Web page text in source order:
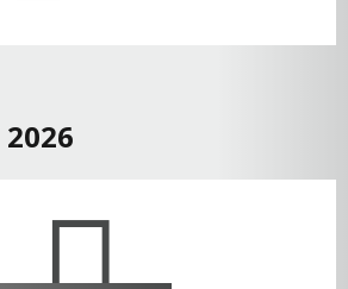
2026